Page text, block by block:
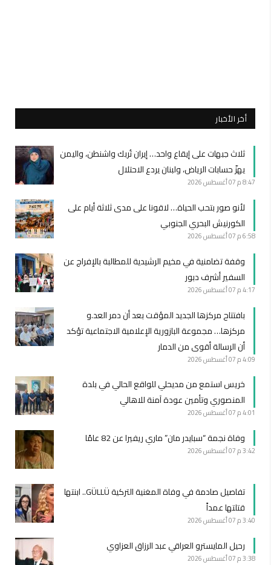
أخر الأخبار
ثلاث جبهات على إيقاع واحد… إيران تُربك واشنطن، واليمن
يهزّ حسابات الرياض، ولبنان يردع الاحتلال
8:47 م 07 أغسطس 2026
لأنو صور بتحب الحياة… لاقونا على مدى ثلاثة أيام على
الكورنيش البحري الجنوبي
6:58 م 07 أغسطس 2026
وقفة تضامنية في مخيم الرشيدية للمطالبة بالإفراج عن
السفير أشرف دبور
4:17 م 07 أغسطس 2026
بافتتاح مركزها الجديد المؤقت بعد أن دمر العد.و
مركزها… مجموعة البازورية الإعلامية الاجتماعية تؤكد
أن الرسالة أقوى من الدمار
4:09 م 07 أغسطس 2026
خريس استمع من مديحلي للواقع الحالي في بلدة
المنصوري وتأمين عودة آمنة للاهالي
4:01 م 07 أغسطس 2026
وفاة نجمة “سبايدر مان” ماري ريفيرا عن 82 عامًا
3:42 م 07 أغسطس 2026
تفاصيل صادمة في وفاة المغنية التركية GÜLLÜ.. ابنتها
قتلتها عمداً
3:40 م 07 أغسطس 2026
رحيل المايسترو العراقي عبد الرزاق العزاوي
3:38 م 07 أغسطس 2026